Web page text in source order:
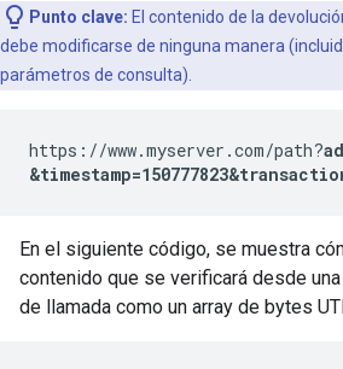
Punto clave: El contenido de la
debe modificarse de ninguna manera
parámetros de consulta).
https://www.myserver.com/path?
En el siguiente código, se muestra
contenido que se verificará desde
de llamada como un array de bytes